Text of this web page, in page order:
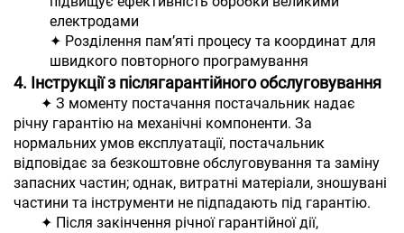
електродами
✦ Розділення пам’яті процесу та координат для
швидкого повторного програмування
4. Інструкції з післягарантійного обслуговування
✦ З моменту постачання постачальник надає
річну гарантію на механічні компоненти. За
нормальних умов експлуатації, постачальник
відповідає за безкоштовне обслуговування та заміну
запасних частин; однак, витратні матеріали, зношувані
частини та інструменти не підпадають під гарантію.
✦ Після закінчення річної гарантійної дії,